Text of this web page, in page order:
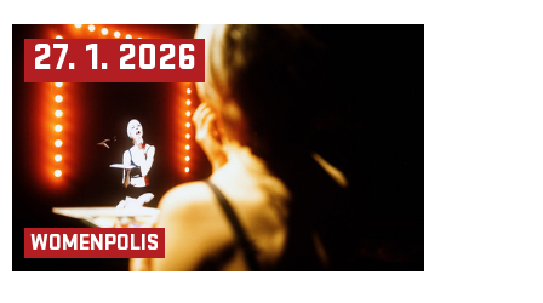
27. 1. 2026
WOMENPOLIS